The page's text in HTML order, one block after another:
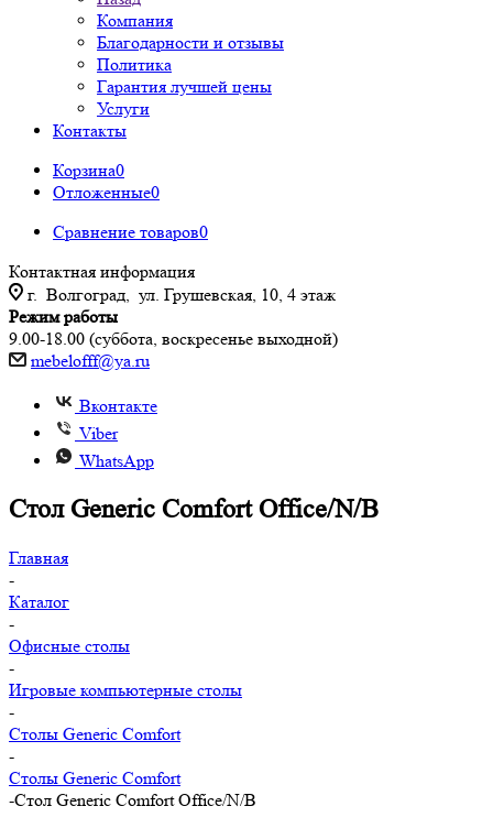
Компания
Благодарности и отзывы
Политика
Гарантия лучшей цены
Услуги
Контакты
Корзина0
Отложенные0
Сравнение товаров0
Контактная информация
г. Волгоград, ул. Грушевская, 10, 4 этаж
Режим работы
9.00-18.00 (суббота, воскресенье выходной)
mebelofff@ya.ru
Вконтакте
Viber
WhatsApp
Стол Generic Comfort Office/N/B
Главная
-
Каталог
-
Офисные столы
-
Игровые компьютерные столы
-
Столы Generic Comfort
-
Столы Generic Comfort
-Стол Generic Comfort Office/N/B